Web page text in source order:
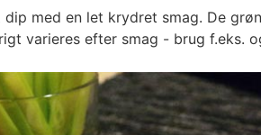
med en let krydret smag. De
varieres efter smag - brug f.eks.